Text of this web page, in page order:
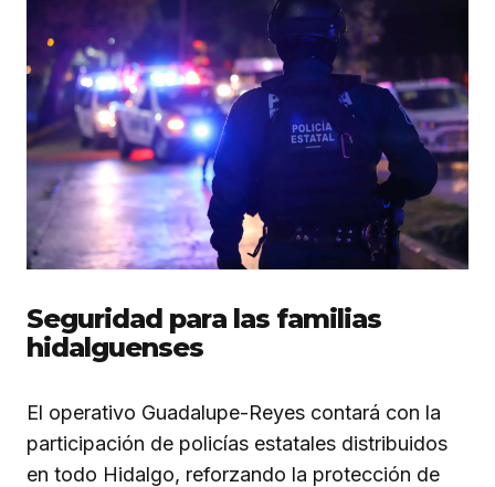
Seguridad para las familias
hidalguenses
El operativo Guadalupe-Reyes contará con la
participación de policías estatales distribuidos
en todo Hidalgo, reforzando la protección de